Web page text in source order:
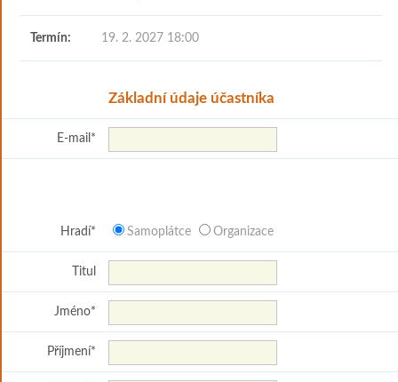
Termín: 19. 2. 2027 18:00
Základní údaje účastníka
E-mail *
Hradí* Samoplátce Organizace
Titul
Jméno*
Příjmení*